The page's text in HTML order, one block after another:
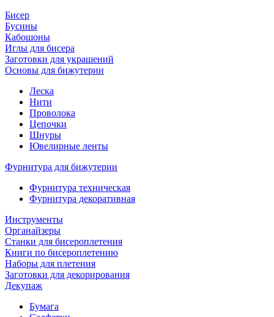
Бисер
Бусины
Кабошоны
Иглы для бисера
Заготовки для украшений
Основы для бижутерии
Леска
Нити
Проволока
Цепочки
Шнуры
Ювелирные ленты
Фурнитура для бижутерии
Фурнитура техническая
Фурнитура декоративная
Инструменты
Органайзеры
Станки для бисероплетения
Книги по бисероплетению
Наборы для плетения
Заготовки для декорирования
Декупаж
Бумага